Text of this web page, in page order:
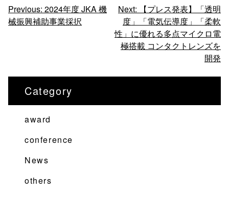
投
稿
シ
Previous: 2024年度 JKA 機
械振興補助事業採択
Next:
【プレス発表】「透明
度」「電気伝導度」「柔軟
性」に優れる多点マイクロ電
極搭載 コンタクトレンズを
開発
Category
award
conference
News
others